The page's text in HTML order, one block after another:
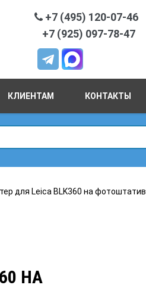
+7 (495) 120-07-46
+7 (925) 097-78-47
КЛИЕНТАМ КОНТАКТЫ
для Leica BLK360 на фотоштатив
НА